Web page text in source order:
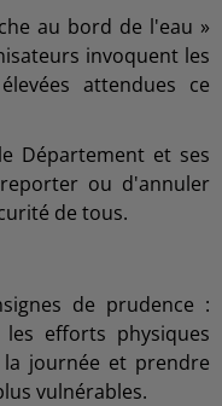
au bord de l'eau »
invoquent les
attendues ce
Département et ses
ou d'annuler
de tous.
de prudence :
efforts physiques
journée et prendre
vulnérables.